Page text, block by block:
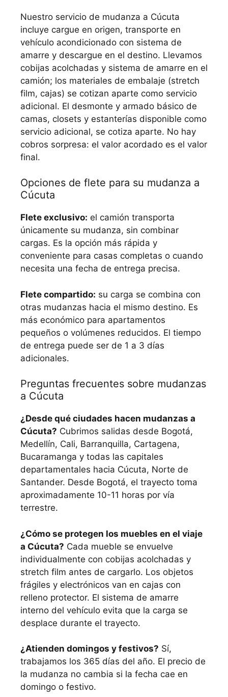
Nuestro servicio de mudanza a Cúcuta
incluye cargue en origen, transporte en
vehículo acondicionado con sistema de
amarre y descargue en el destino. Llevamos
cobijas acolchadas y sistema de amarre en el
camión; los materiales de embalaje (stretch
film, cajas) se cotizan aparte como servicio
adicional. El desmonte y armado básico de
camas, closets y estanterías disponible como
servicio adicional, se cotiza aparte. No hay
cobros sorpresa: el valor acordado es el valor
final.
Opciones de flete para su mudanza a
Cúcuta
Flete exclusivo: el camión transporta
únicamente su mudanza, sin combinar
cargas. Es la opción más rápida y
conveniente para casas completas o cuando
necesita una fecha de entrega precisa.
Flete compartido: su carga se combina con
otras mudanzas hacia el mismo destino. Es
más económico para apartamentos
pequeños o volúmenes reducidos. El tiempo
de entrega puede ser de 1 a 3 días
adicionales.
Preguntas frecuentes sobre mudanzas
a Cúcuta
¿Desde qué ciudades hacen mudanzas a
Cúcuta? Cubrimos salidas desde Bogotá,
Medellín, Cali, Barranquilla, Cartagena,
Bucaramanga y todas las capitales
departamentales hacia Cúcuta, Norte de
Santander. Desde Bogotá, el trayecto toma
aproximadamente 10-11 horas por vía
terrestre.
¿Cómo se protegen los muebles en el viaje
a Cúcuta? Cada mueble se envuelve
individualmente con cobijas acolchadas y
stretch film antes de cargarlo. Los objetos
frágiles y electrónicos van en cajas con
relleno protector. El sistema de amarre
interno del vehículo evita que la carga se
desplace durante el trayecto.
¿Atienden domingos y festivos? Sí,
trabajamos los 365 días del año. El precio de
la mudanza no cambia si la fecha cae en
domingo o festivo.